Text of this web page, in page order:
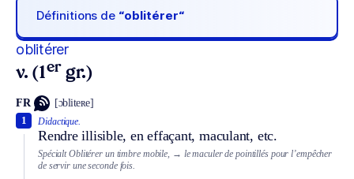
Définitions de “oblitérer“
oblitérer
v. (1er gr.)
FR [ɔbliteʀe]
Didactique.
Rendre illisible, en effaçant, maculant, etc.
1
Spécialt Oblitérer un timbre mobile, → le maculer de pointillés pour l’empêcher
de servir une seconde fois.